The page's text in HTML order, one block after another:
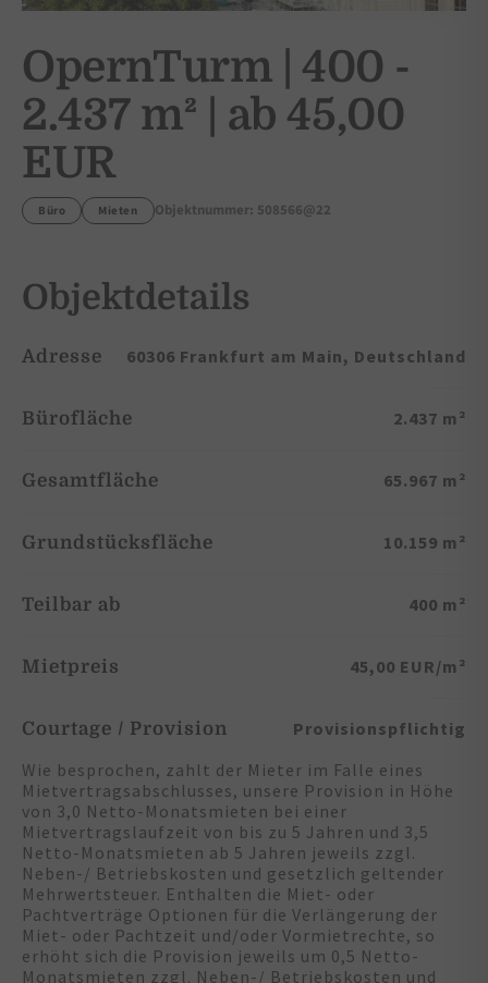
OpernTurm | 400 -
2.437 m² | ab 45,00
EUR
Büro Mieten Objektnummer: 508566@22
Objektdetails
Adresse 60306 Frankfurt am Main, Deutschland
Bürofläche 2.437 m²
Gesamtfläche 65.967 m²
Grundstücksfläche 10.159 m²
Teilbar ab 400 m²
Mietpreis 45,00 EUR/m²
Courtage / Provision
Provisionspflichtig
Wie besprochen, zahlt der Mieter im Falle eines
Mietvertragsabschlusses, unsere Provision in Höhe
von 3,0 Netto-Monatsmieten bei einer
Mietvertragslaufzeit von bis zu 5 Jahren und 3,5
Netto-Monatsmieten ab 5 Jahren jeweils zzgl.
Neben-/ Betriebskosten und gesetzlich geltender
Mehrwertsteuer. Enthalten die Miet- oder
Pachtverträge Optionen für die Verlängerung der
Miet- oder Pachtzeit und/oder Vormietrechte, so
erhöht sich die Provision jeweils um 0,5 Netto-
Monatsmieten zzgl. Neben-/ Betriebskosten und